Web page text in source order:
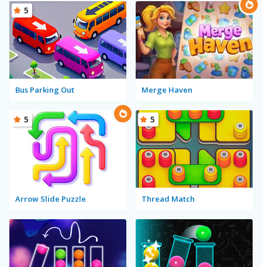
Bus Parking Out
5
Merge Haven
Arrow Slide Puzzle
5
Thread Match
5